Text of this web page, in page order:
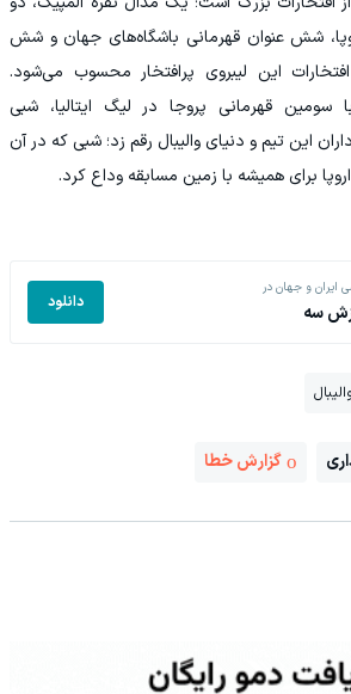
شش عنوان قهرمانی باشگاه‌های جهان و شش
این لیبروی پرافتخار محسوب می‌شود.
سومین قهرمانی پروجا در لیگ ایتالیا، شبی
این تیم و دنیای والیبال رقم زد؛ شبی که در آن
برای همیشه با زمین مسابقه وداع کرد.
ایران و جهان در
سه دانلود
گزارش خطا